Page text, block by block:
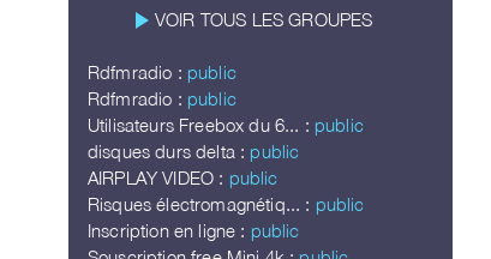
play_arrow VOIR TOUS LES GROUPES
Rdfmradio : public
Rdfmradio : public
Utilisateurs Freebox du 6... : public
disques durs delta : public
AIRPLAY VIDEO : public
Risques électromagnétiq... : public
Inscription en ligne : public